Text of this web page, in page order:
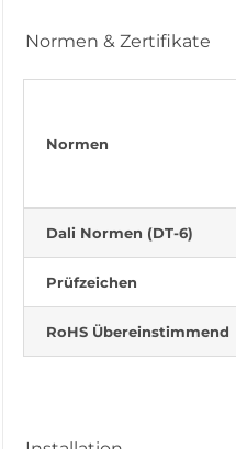
Normen & Zertifikate
Normen
Dali Normen (DT-6)
Prüfzeichen
RoHS Übereinstimmend